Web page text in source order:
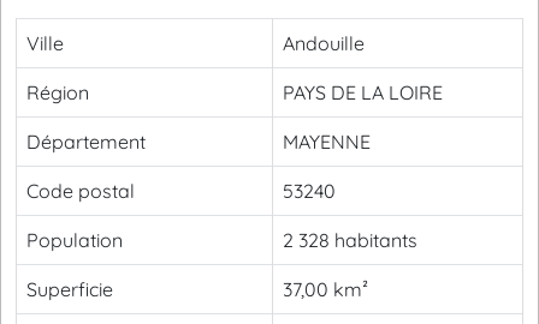
Ville Andouille
Région PAYS DE LA LOIRE
Département MAYENNE
Code postal 53240
Population 2 328 habitants
Superficie 37,00 km²